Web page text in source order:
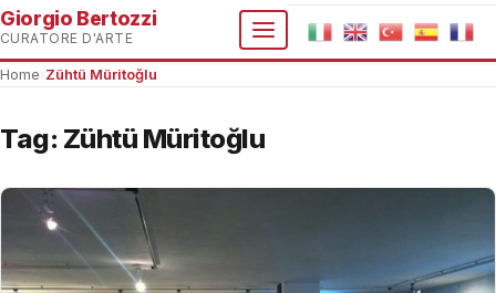
Giorgio Bertozzi
CURATORE D'ARTE
Home Zühtü Müritoğlu
Tag: Zühtü Müritoğlu